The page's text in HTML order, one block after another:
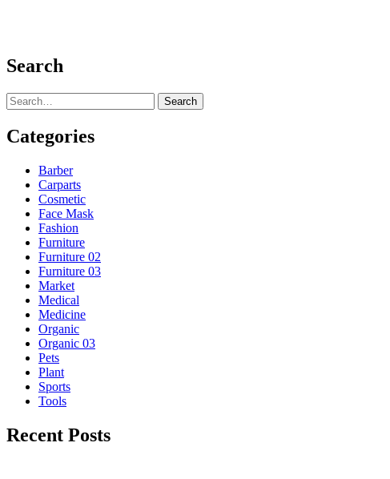
Search
Search
Categories
Barber
Carparts
Cosmetic
Face Mask
Fashion
Furniture
Furniture 02
Furniture 03
Market
Medical
Medicine
Organic
Organic 03
Pets
Plant
Sports
Tools
Recent Posts